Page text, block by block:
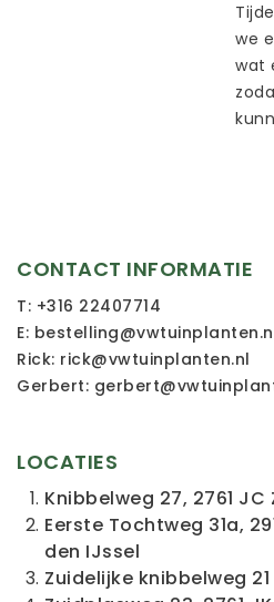
we
wat
CONTACT INFORMATIE
T: +316 22407714
E:
Rick: rick@vwtuinplanten.nl
Gerbert:
LOCATIES
Knibbelweg 27, 2761 JC
Eerste Tochtweg 31a,
den IJssel
Zuidelijke knibbelweg